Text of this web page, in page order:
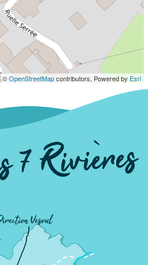
elle-même a été
au XVIIIe siècle; on
de bois sculpté du
XVIIe, XVIIIe, et XIXe
©OpenStreetMapcontributors, Powered by Esri